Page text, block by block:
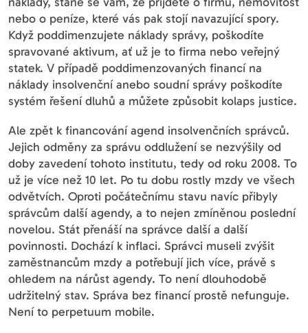
nebo o peníze, které vás pak stojí navazující spory.
Když poddimenzujete náklady správy, poškodíte
spravované aktivum, ať už je to firma nebo veřejný
statek. V případě poddimenzovaných financí na
náklady insolvenční anebo soudní správy poškodíte
systém řešení dluhů a můžete způsobit kolaps justice.
Ale zpět k financování agend insolvenčních správců.
Jejich odměny za správu oddlužení se nezvýšily od
doby zavedení tohoto institutu, tedy od roku 2008. To
už je více než 10 let. Po tu dobu rostly mzdy ve všech
odvětvích. Oproti počátečnímu stavu navíc přibyly
správcům další agendy, a to nejen zmíněnou poslední
novelou. Stát přenáší na správce další a další
povinnosti. Dochází k inflaci. Správci museli zvýšit
zaměstnancům mzdy a potřebují jich více, právě s
ohledem na nárůst agendy. To není dlouhodobě
udržitelný stav. Správa bez financí prostě nefunguje.
Není to perpetuum mobile.